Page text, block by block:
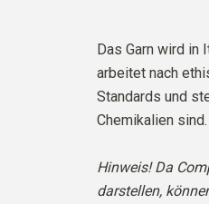
Das Garn wird in
arbeitet nach
Standards und
Chemikalien sind.
Hinweis! Da
darstellen,